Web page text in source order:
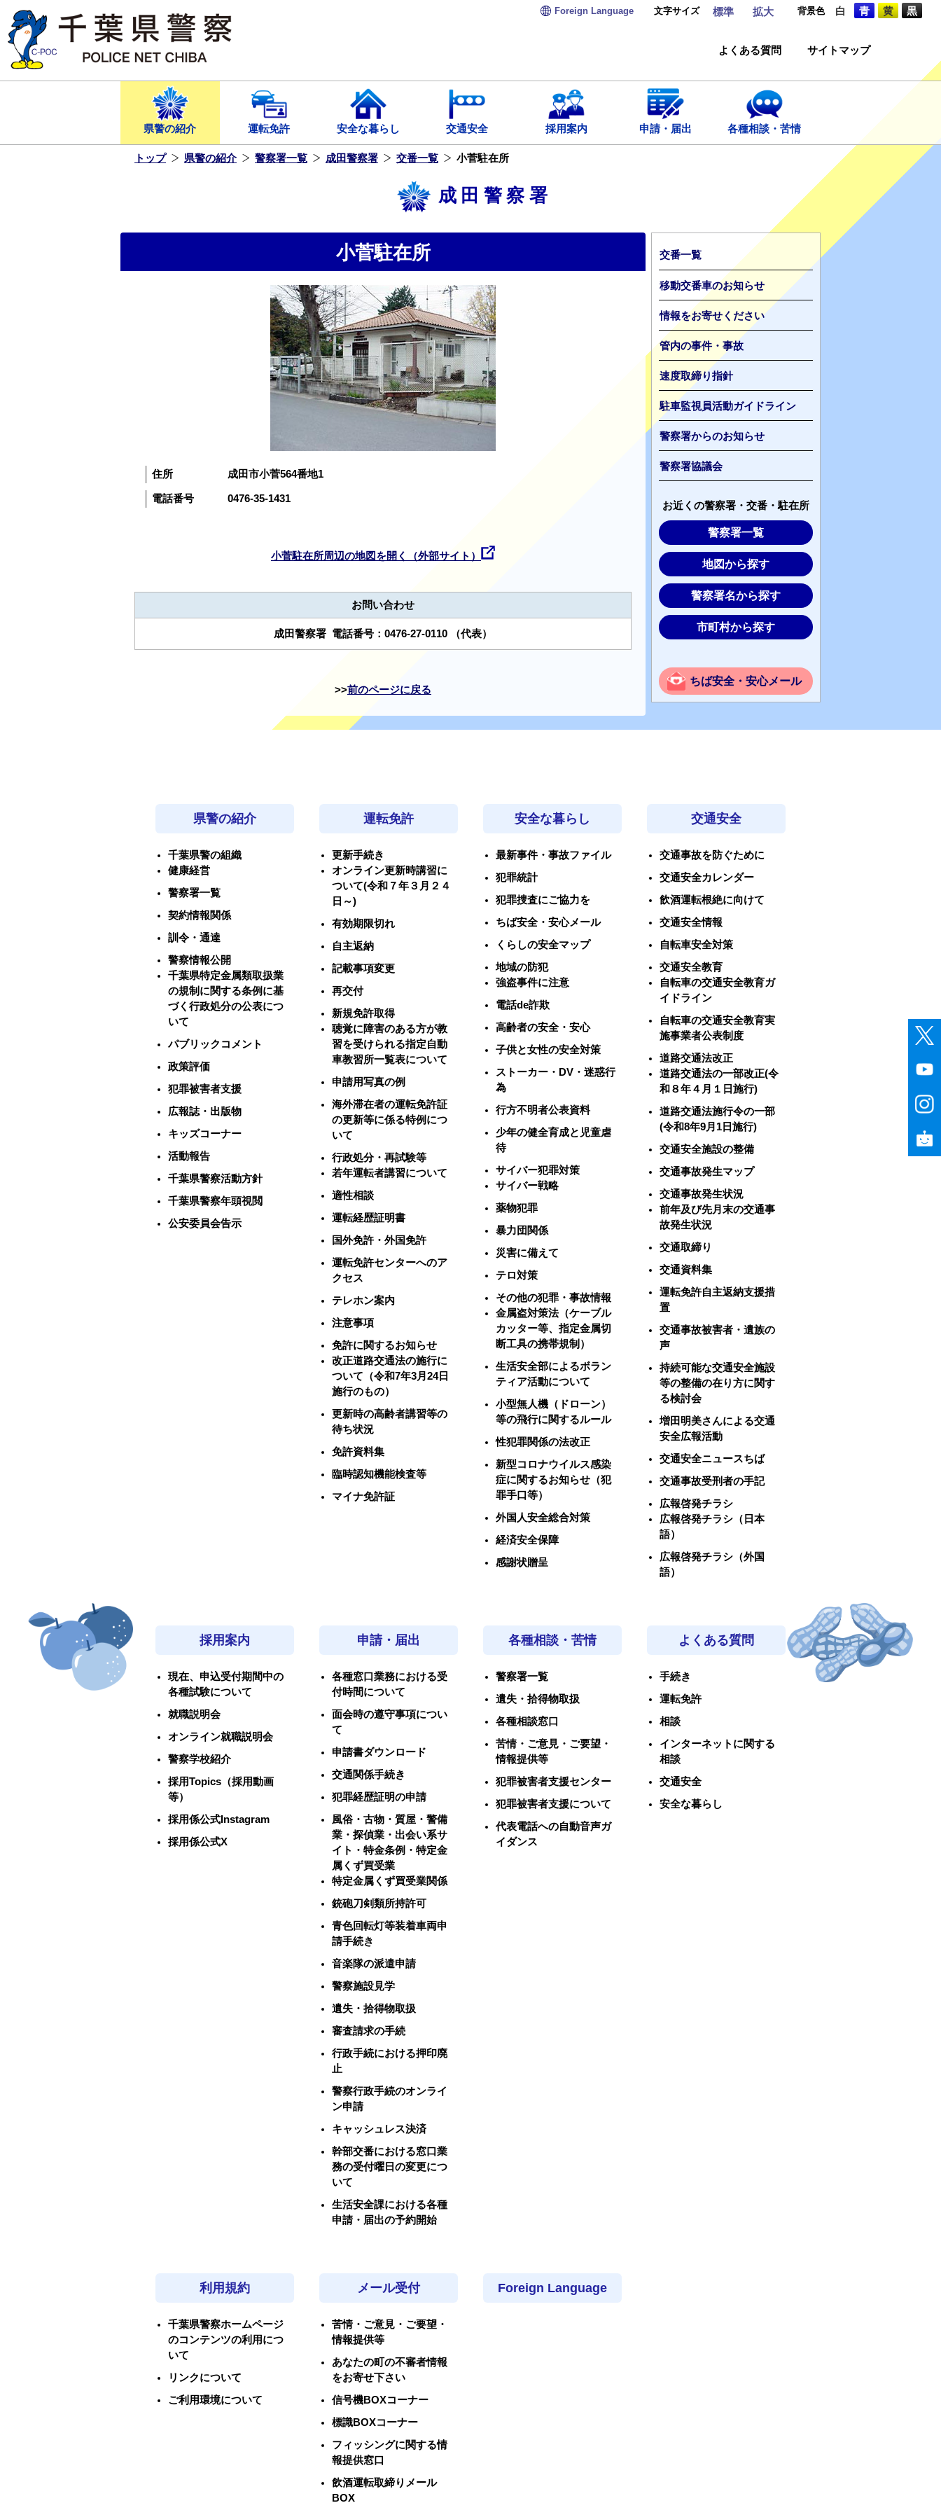
ス
キ
ま
Foreign Language 文字サイズ 標準 拡大 背景色 白 青 黄 黒
よくある質問 サイトマップ
県警の紹介 運転免許 安全な暮らし 交通安全 採用案内 申請・届出 各種相談・苦情
トップ 県警の紹介 警察署一覧 成田警察署 交番一覧 小菅駐在所
成田警察署
小菅駐在所
住所 成田市小菅564番地1
電話番号 0476-35-1431
小菅駐在所周辺の地図を開く（外部サイト）
お問い合わせ
成田警察署 電話番号： 0476-27-0110 （代表）
前のページに戻る
交番一覧
移動交番車のお知らせ
情報をお寄せください
管内の事件・事故
速度取締り指針
駐車監視員活動ガイドライン
警察署からのお知らせ
警察署協議会
お近くの警察署・交番・駐在所
警察署一覧
地図から探す
警察署名から探す
市町村から探す
ちば安全・安心メール
県警の紹介
千葉県警の組織
健康経営
警察署一覧
契約情報関係
訓令・通達
警察情報公開
千葉県特定金属類取扱業
の規制に関する条例に基
づく行政処分の公表につ
いて
パブリックコメント
政策評価
犯罪被害者支援
広報誌・出版物
キッズコーナー
活動報告
千葉県警察活動方針
千葉県警察年頭視閲
公安委員会告示
運転免許
更新手続き
オンライン更新時講習に
ついて(令和７年３月２４
日～)
有効期限切れ
自主返納
記載事項変更
再交付
新規免許取得
聴覚に障害のある方が教
習を受けられる指定自動
車教習所一覧表について
申請用写真の例
海外滞在者の運転免許証
の更新等に係る特例につ
いて
行政処分・再試験等
若年運転者講習について
適性相談
運転経歴証明書
国外免許・外国免許
運転免許センターへのア
クセス
テレホン案内
注意事項
免許に関するお知らせ
改正道路交通法の施行に
ついて（令和7年3月24日
施行のもの）
更新時の高齢者講習等の
待ち状況
免許資料集
臨時認知機能検査等
マイナ免許証
安全な暮らし
最新事件・事故ファイル
犯罪統計
犯罪捜査にご協力を
ちば安全・安心メール
くらしの安全マップ
地域の防犯
強盗事件に注意
電話de詐欺
高齢者の安全・安心
子供と女性の安全対策
ストーカー・DV・迷惑行
為
行方不明者公表資料
少年の健全育成と児童虐
待
サイバー犯罪対策
サイバー戦略
薬物犯罪
暴力団関係
災害に備えて
テロ対策
その他の犯罪・事故情報
金属盗対策法（ケーブル
カッター等、指定金属切
断工具の携帯規制）
生活安全部によるボラン
ティア活動について
小型無人機（ドローン）
等の飛行に関するルール
性犯罪関係の法改正
新型コロナウイルス感染
症に関するお知らせ（犯
罪手口等）
外国人安全総合対策
経済安全保障
感謝状贈呈
交通安全
交通事故を防ぐために
交通安全カレンダー
飲酒運転根絶に向けて
交通安全情報
自転車安全対策
交通安全教育
自転車の交通安全教育ガ
イドライン
自転車の交通安全教育実
施事業者公表制度
道路交通法改正
道路交通法の一部改正(令
和８年４月１日施行)
道路交通法施行令の一部
(令和8年9月1日施行)
交通安全施設の整備
交通事故発生マップ
交通事故発生状況
前年及び先月末の交通事
故発生状況
交通取締り
交通資料集
運転免許自主返納支援措
置
交通事故被害者・遺族の
声
持続可能な交通安全施設
等の整備の在り方に関す
る検討会
増田明美さんによる交通
安全広報活動
交通安全ニュースちば
交通事故受刑者の手記
広報啓発チラシ
広報啓発チラシ（日本
語）
広報啓発チラシ（外国
語）
採用案内
現在、申込受付期間中の
各種試験について
就職説明会
オンライン就職説明会
警察学校紹介
採用Topics（採用動画
等）
採用係公式Instagram
採用係公式X
申請・届出
各種窓口業務における受
付時間について
面会時の遵守事項につい
て
申請書ダウンロード
交通関係手続き
犯罪経歴証明の申請
風俗・古物・質屋・警備
業・探偵業・出会い系サ
イト・特金条例・特定金
属くず買受業
特定金属くず買受業関係
銃砲刀剣類所持許可
青色回転灯等装着車両申
請手続き
音楽隊の派遣申請
警察施設見学
遺失・拾得物取扱
審査請求の手続
行政手続における押印廃
止
警察行政手続のオンライ
ン申請
キャッシュレス決済
幹部交番における窓口業
務の受付曜日の変更につ
いて
生活安全課における各種
申請・届出の予約開始
各種相談・苦情
警察署一覧
遺失・拾得物取扱
各種相談窓口
苦情・ご意見・ご要望・
情報提供等
犯罪被害者支援センター
犯罪被害者支援について
代表電話への自動音声ガ
イダンス
よくある質問
手続き
運転免許
相談
インターネットに関する
相談
交通安全
安全な暮らし
利用規約
千葉県警察ホームページ
のコンテンツの利用につ
いて
リンクについて
ご利用環境について
メール受付
苦情・ご意見・ご要望・
情報提供等
あなたの町の不審者情報
をお寄せ下さい
信号機BOXコーナー
標識BOXコーナー
フィッシングに関する情
報提供窓口
飲酒運転取締りメール
BOX
Foreign Language